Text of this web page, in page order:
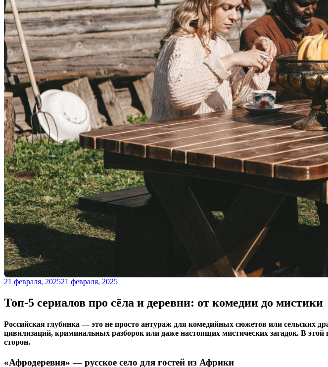
21 февраля, 202521 февраля, 2025
Топ-5 сериалов про сёла и деревни: от комедии до мистики
Российская глубинка — это не просто антураж для комедийных сюжетов или сельских
цивилизаций, криминальных разборок или даже настоящих мистических загадок. В
сторон.
«Афродеревня» — русское село для гостей из Африки